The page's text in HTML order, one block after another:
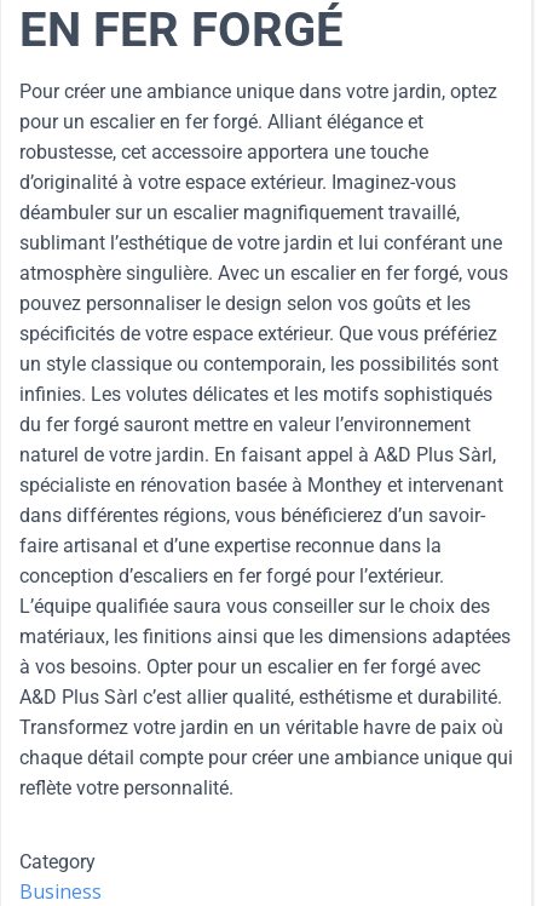
EN FER FORGÉ
Pour créer une ambiance unique dans votre jardin, optez
pour un escalier en fer forgé. Alliant élégance et
robustesse, cet accessoire apportera une touche
d’originalité à votre espace extérieur. Imaginez-vous
déambuler sur un escalier magnifiquement travaillé,
sublimant l’esthétique de votre jardin et lui conférant une
atmosphère singulière. Avec un escalier en fer forgé, vous
pouvez personnaliser le design selon vos goûts et les
spécificités de votre espace extérieur. Que vous préfériez
un style classique ou contemporain, les possibilités sont
infinies. Les volutes délicates et les motifs sophistiqués
du fer forgé sauront mettre en valeur l’environnement
naturel de votre jardin. En faisant appel à A&D Plus Sàrl,
spécialiste en rénovation basée à Monthey et intervenant
dans différentes régions, vous bénéficierez d’un savoir-
faire artisanal et d’une expertise reconnue dans la
conception d’escaliers en fer forgé pour l’extérieur.
L’équipe qualifiée saura vous conseiller sur le choix des
matériaux, les finitions ainsi que les dimensions adaptées
à vos besoins. Opter pour un escalier en fer forgé avec
A&D Plus Sàrl c’est allier qualité, esthétisme et durabilité.
Transformez votre jardin en un véritable havre de paix où
chaque détail compte pour créer une ambiance unique qui
reflète votre personnalité.
Category
Business